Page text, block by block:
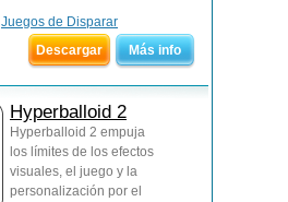
Juegos de Disparar
Descargar
Más info
Hyperballoid 2
Hyperballoid 2 empuja
los límites de los efectos
visuales, el juego y la
personalización por el